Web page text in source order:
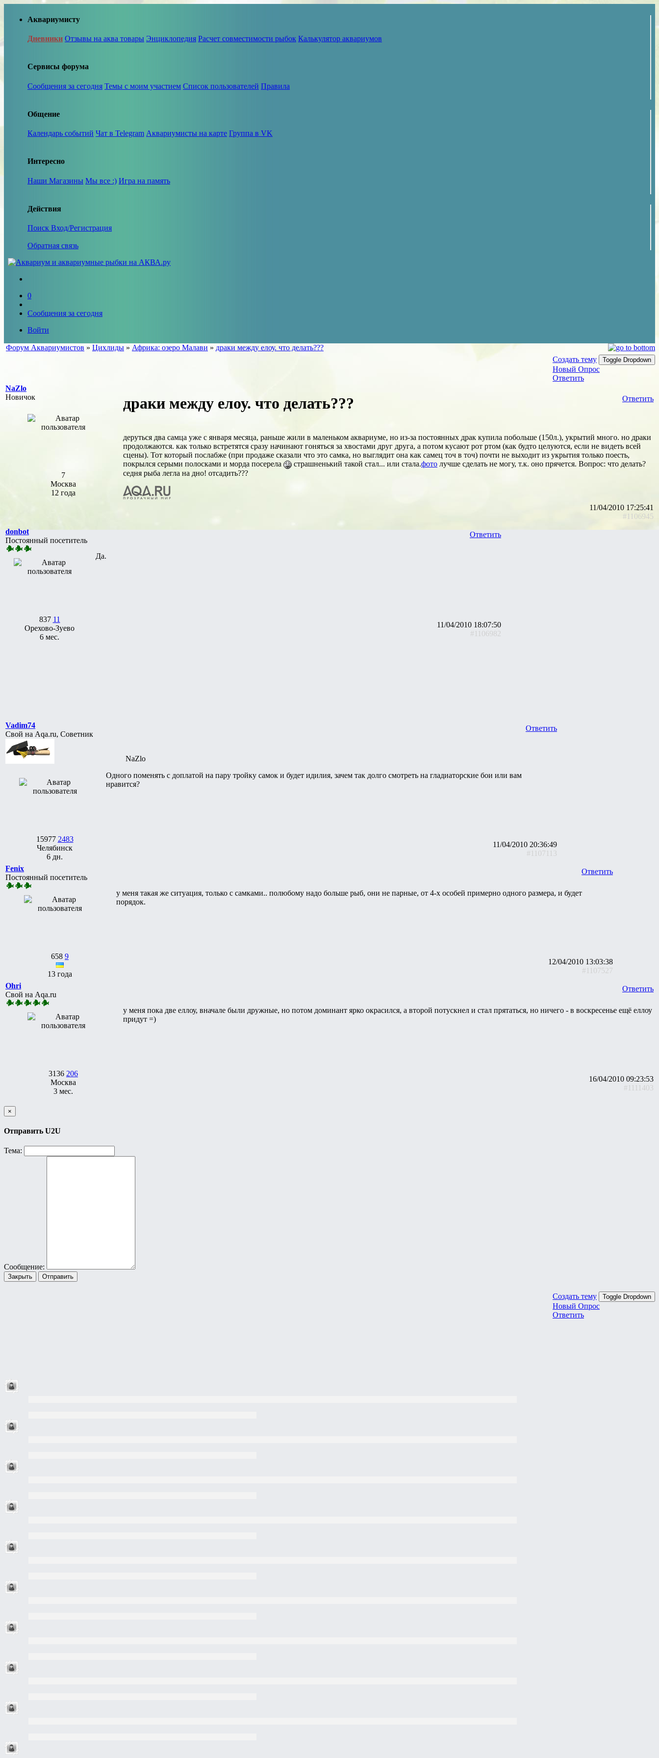
Аквариумисту
Дневники Отзывы на аква товары Энциклопедия Расчет совместимости рыбок Калькулятор аквариумов
Сервисы форума
Сообщения за сегодня Темы с моим участием Список пользователей Правила
Общение
Календарь событий Чат в Telegram Аквариумисты на карте Группа в VK
Интересно
Наши Магазины Мы все :) Игра на память
Действия
Поиск Вход/Регистрация
Обратная связь
0
Сообщения за сегодня
Войти
Форум Аквариумистов » Цихлиды » Африка: озеро Малави » драки между елоу. что делать???
Создать тему
Toggle Dropdown
Новый Опрос
Ответить
NaZlo
Новичок
7
Москва
12 года
Ответить
драки между елоу. что делать???
деруться два самца уже с января месяца, раньше жили в маленьком аквариуме, но из-за постоянных драк купила побольше (150л.), укрытий много. но драки
продолжаются. как только встретятся сразу начинают гоняться за хвостами друг друга, а потом кусают рот ртом (как будто целуются, если не видеть всей
сцены). Тот который послабже (при продаже сказали что это самка, но выглядит она как самец точ в точ) почти не выходит из укрытия только поесть,
покрылся серыми полосками и морда посерела
страшненький такой стал... или стала.фото лучше сделать не могу, т.к. оно прячется. Вопрос: что делать?
седня рыба легла на дно! отсадить???
11/04/2010 17:25:41
#1106945
donbot
Постоянный посетитель
837 11
Орехово-Зуево
6 мес.
Ответить
Да.
11/04/2010 18:07:50
#1106982
Vadim74
Свой на Aqa.ru, Советник
15977 2483
Челябинск
6 дн.
Ответить
NaZlo
Одного поменять с доплатой на пару тройку самок и будет идилия, зачем так долго смотреть на гладиаторские бои или вам
нравится?
11/04/2010 20:36:49
#1107113
Fenix
Постоянный посетитель
658 9
13 года
Ответить
у меня такая же ситуация, только с самками.. полюбому надо больше рыб, они не парные, от 4-х особей примерно одного размера, и будет
порядок.
12/04/2010 13:03:38
#1107527
Ohri
Свой на Aqa.ru
3136 206
Москва
3 мес.
Ответить
у меня пока две еллоу, вначале были дружные, но потом доминант ярко окрасился, а второй потускнел и стал прятаться, но ничего - в воскресенье ещё еллоу
придут =)
16/04/2010 09:23:53
#1111403
×
Отправить U2U
Тема:
Сообщение:
Закрыть Отправить
Создать тему Toggle Dropdown
Новый Опрос
Ответить